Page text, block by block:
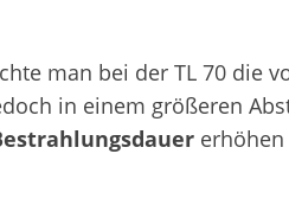
man bei der TL 70 die
in einem größeren